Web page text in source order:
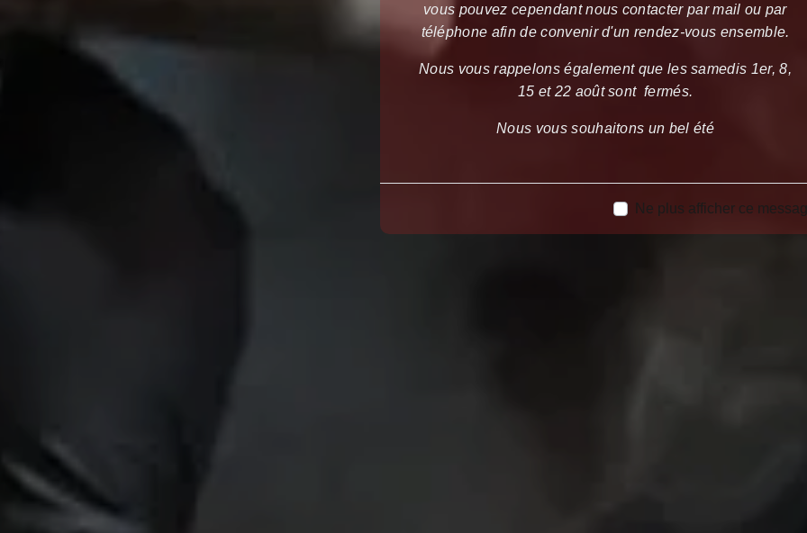
vous pouvez cependant nous contacter par mail ou par
téléphone afin de convenir d'un rendez-vous ensemble.
Nous vous rappelons également que les samedis 1er, 8,
15 et 22 août sont fermés.
Nous vous souhaitons un bel été
Ne plus afficher ce